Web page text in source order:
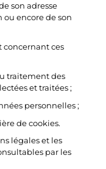
son adresse
ou encore de son
concernant ces
traitement des
et traitées ;
personnelles ;
de cookies.
légales et les
par les